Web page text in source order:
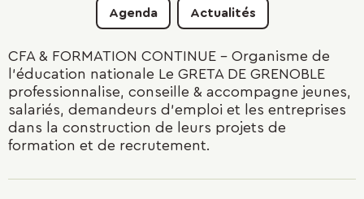
Agenda Actualités
CFA & FORMATION CONTINUE - Organisme de
l'éducation nationale Le GRETA DE GRENOBLE
professionnalise, conseille & accompagne jeunes,
salariés, demandeurs d’emploi et les entreprises
dans la construction de leurs projets de
formation et de recrutement.